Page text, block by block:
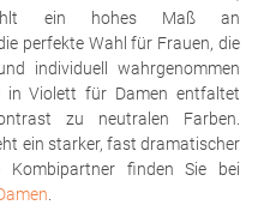
ein hohes Maß an
perfekte Wahl für Frauen, die
individuell wahrgenommen
in Violett für Damen entfaltet
zu neutralen Farben.
ein starker, fast dramatischer
finden Sie bei